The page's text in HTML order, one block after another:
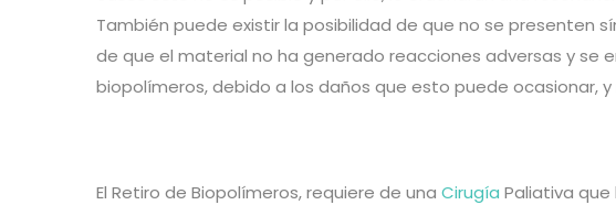
También puede existir la posibilidad de que no se presenten
de que el material no ha generado reacciones adversas y se
biopolímeros, debido a los daños que esto puede
El Retiro de Biopolímeros, requiere de una Cirugía Paliativa